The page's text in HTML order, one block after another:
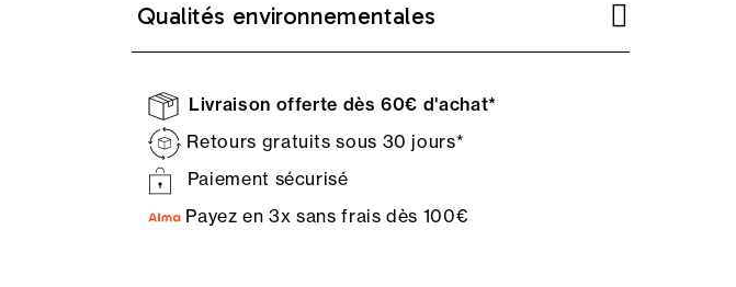
Qualités environnementales
Livraison offerte dès 60€ d'achat*
Retours gratuits sous 30 jours*
Paiement sécurisé
Payez en 3x sans frais dès 100€